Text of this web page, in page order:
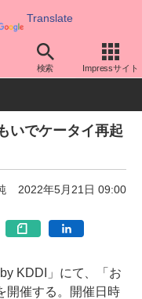
Translate
検索 Impressサイト
・ケータイ
いでケータイ再起
2022年5月21日 09:00
KDDI」にて、「お
開催する。開催日時